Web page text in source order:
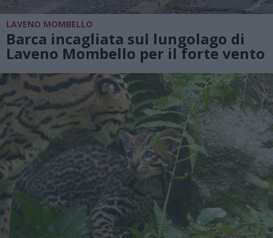
LAVENO MOMBELLO
Barca incagliata sul lungolago di
Laveno Mombello per il forte vento